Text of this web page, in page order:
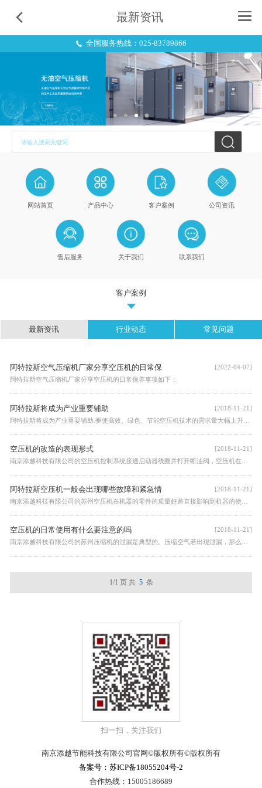
最新资讯
全国服务热线：025-83789866
请输入搜索关键词
网站首页 产品中心 客户案例 公司资讯
售后服务 关于我们 联系我们
客户案例
最新资讯 行业动态 常见问题
阿特拉斯空气压缩机厂家分享空压机的日常保
[2022-04-07]
阿特拉斯空气压缩机厂家分享空压机的日常保养事项如下：
阿特拉斯将成为产业重要辅助
[2018-11-21]
阿特拉斯将成为产业重要辅助:驱使高效、绿色、节能空压机技术的需求量大幅上升，余热回收技术的广泛应用将有效解决这一能源利用弊端。
空压机的改造的表现形式
[2018-11-21]
​南京添越科技有限公司的空压机控制系统接通启动器线圈并打开断油阀，空压机在卸载模式下启动，这时进气阀处于关闭位置，而放气阀打开以排放油气分离器内的压力。等降压数秒后空压机开始加载运行，系统压力开始上升。
阿特拉斯空压机一般会出现哪些故障和紧急情
[2018-11-21]
空压机的日常使用有什么要注意的吗
[2018-11-21]
南京添越科技有限公司的苏州压缩机的泄漏是典型的。压缩空气若出现泄漏，那么机组就需不断地加载以满足压力的要求，就会消耗更多的电能，导致润滑油的损失，需要提前添加润滑油。
1/1 页 共 5 条
扫一扫，关注我们
南京添越节能科技有限公司官网©版权所有©版权所有
备案号：苏ICP备18055204号-2
合作热线：15005186689